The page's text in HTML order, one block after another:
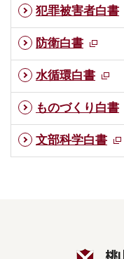
犯罪被害者白書
防衛白書
水循環白書
ものづくり白書
文部科学白書